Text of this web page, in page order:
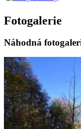
Fotogalerie
Náhodná